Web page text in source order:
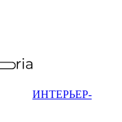
ИНТЕРЬЕР-